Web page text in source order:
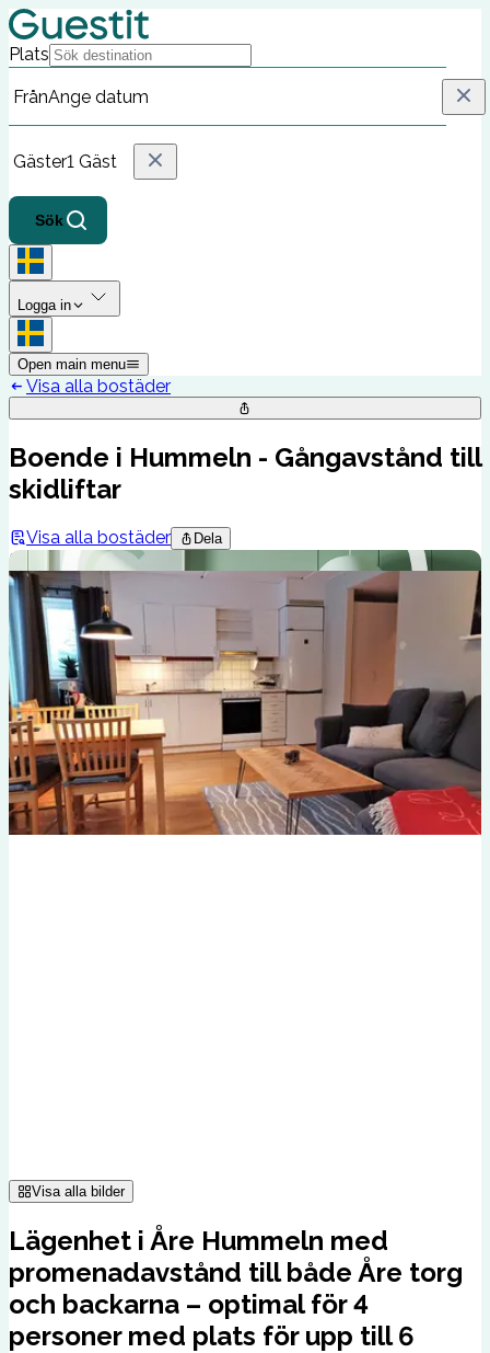
Plats
FrånAnge datum
Gäster1 Gäst
Sök
Logga in
Open main menu
Visa alla bostäder
Boende i Hummeln - Gångavstånd till
skidliftar
Visa alla bostäder Dela
Visa alla bilder
Lägenhet i Åre Hummeln med
promenadavstånd till både Åre torg
och backarna – optimal för 4
personer med plats för upp till 6